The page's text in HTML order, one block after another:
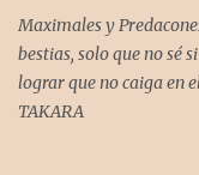
Maximales y
bestias, solo que no sé
lograr que no caiga en
TAKARA